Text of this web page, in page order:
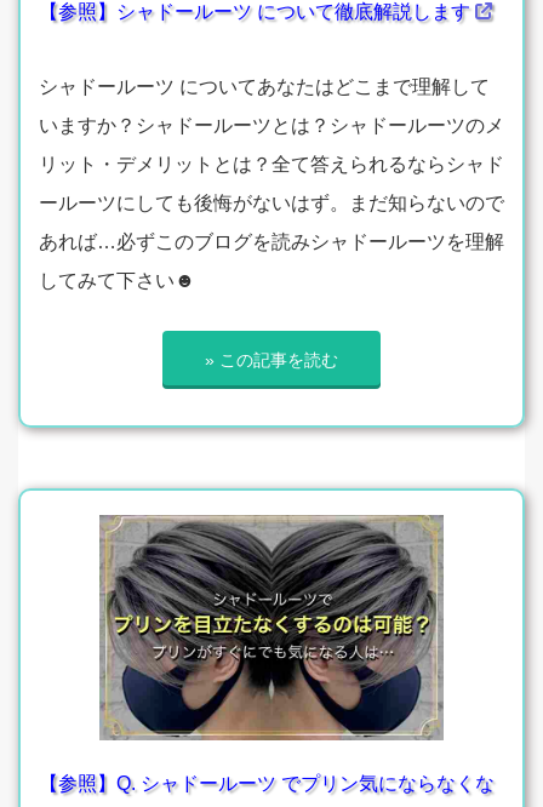
【参照】シャドールーツ について徹底解説します
シャドールーツ についてあなたはどこまで理解して
いますか？シャドールーツとは？シャドールーツのメ
リット・デメリットとは？全て答えられるならシャド
ールーツにしても後悔がないはず。まだ知らないので
あれば…必ずこのブログを読みシャドールーツを理解
してみて下さい☻
» この記事を読む
【参照】Q. シャドールーツ でプリン気にならなくな